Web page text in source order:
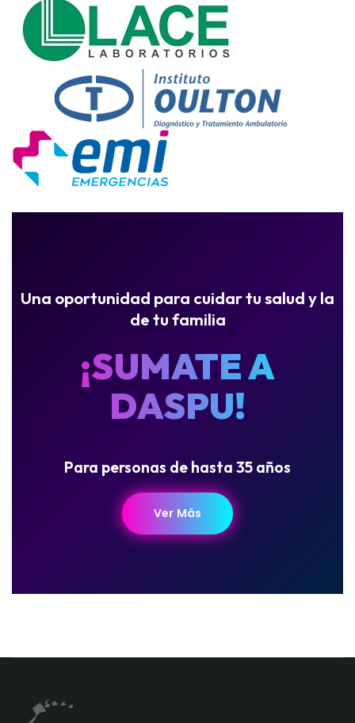
Una oportunidad para cuidar tu salud y la
de tu familia
¡SUMATE A
DASPU!
Para personas de hasta 35 años
Ver Más